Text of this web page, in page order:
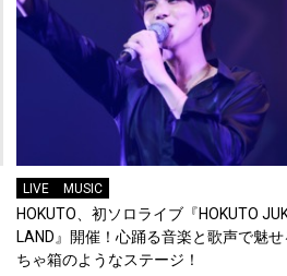
LIVE MUSIC
HOKUTO、初ソロライブ『HOKUTO
LAND』開催！心踊る音楽と歌声で魅せ
ちゃ箱のようなステージ！